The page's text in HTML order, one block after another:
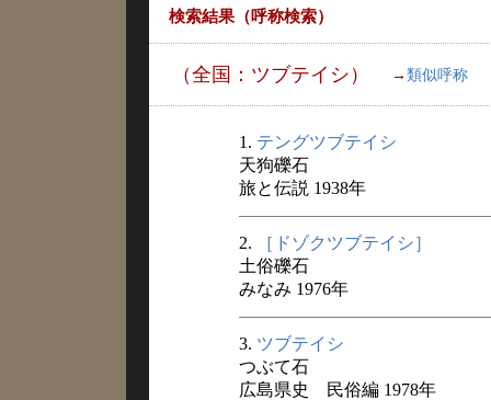
検索結果（呼称検索）
（全国：ツブテイシ） → 類似呼称
1. テングツブテイシ
天狗礫石
旅と伝説 1938年
2.
［ドゾクツブテイシ］
土俗礫石
みなみ 1976年
3. ツブテイシ
つぶて石
広島県史 民俗編 1978年